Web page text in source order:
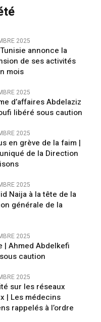
2025
annonce la
de ses activités
mois
2025
d’affaires Abdelaziz
libéré sous caution
2025
en grève de la faim |
de la Direction
2025
Naija à la tête de la
générale de la
2025
| Ahmed Abdelkefi
caution
2025
sur les réseaux
| Les médecins
rappelés à l’ordre